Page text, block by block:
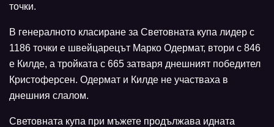
точки.
В генералното класиране за Световната купа лидер с
1186 точки е швейцарецът Марко Одермат, втори с 846
е Килде, а тройката с 665 затваря днешният победител
Кристоферсен. Одермат и Килде не участваха в
днешния слалом.
Световната купа при мъжете продължава идната